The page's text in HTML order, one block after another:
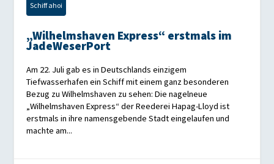
Schiff ahoi
„Wilhelmshaven Express“ erstmals im
JadeWeserPort
Am 22. Juli gab es in Deutschlands einzigem
Tiefwasserhafen ein Schiff mit einem ganz besonderen
Bezug zu Wilhelmshaven zu sehen: Die nagelneue
„Wilhelmshaven Express“ der Reederei Hapag-Lloyd ist
erstmals in ihre namensgebende Stadt eingelaufen und
machte am...